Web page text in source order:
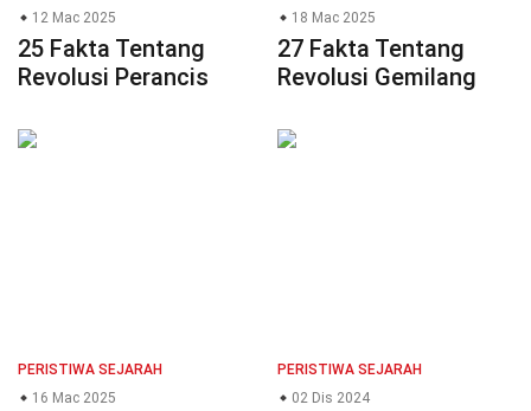
12 Mac 2025
25 Fakta Tentang
Revolusi Perancis
18 Mac 2025
27 Fakta Tentang
Revolusi Gemilang
PERISTIWA SEJARAH
16 Mac 2025
PERISTIWA SEJARAH
02 Dis 2024